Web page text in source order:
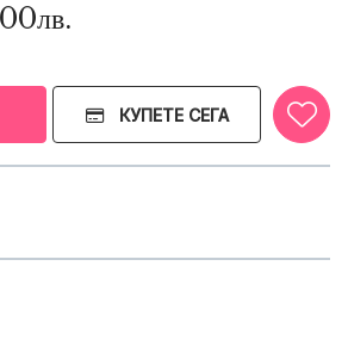
КУПЕТЕ СЕГА